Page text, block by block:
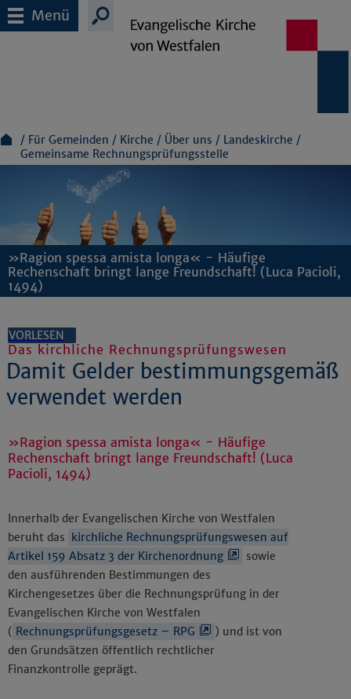
Menü
Für Gemeinden Kirche Über uns
Landeskirche
Gemeinsame Rechnungsprüfungsstelle
»Ragion spessa amista longa« - Häufige
Rechenschaft bringt lange Freundschaft! (Luca Pacioli,
1494)
VORLESEN
Das kirchliche Rechnungsprüfungswesen
Damit Gelder bestimmungsgemäß
verwendet werden
»Ragion spessa amista longa« - Häufige
Rechenschaft bringt lange Freundschaft! (Luca
Pacioli, 1494)
Innerhalb der Evangelischen Kirche von Westfalen
beruht das kirchliche Rechnungsprüfungswesen auf
Artikel 159 Absatz 3 der Kirchenordnung
sowie
den ausführenden Bestimmungen des
Kirchengesetzes über die Rechnungsprüfung in der
Evangelischen Kirche von Westfalen
( Rechnungsprüfungsgesetz – RPG
) und ist von
den Grundsätzen öffentlich rechtlicher
Finanzkontrolle geprägt.